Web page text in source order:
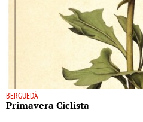
BERGUEDÀ
Primavera Ciclista